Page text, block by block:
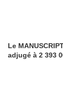
Le
adjugé à 2 393